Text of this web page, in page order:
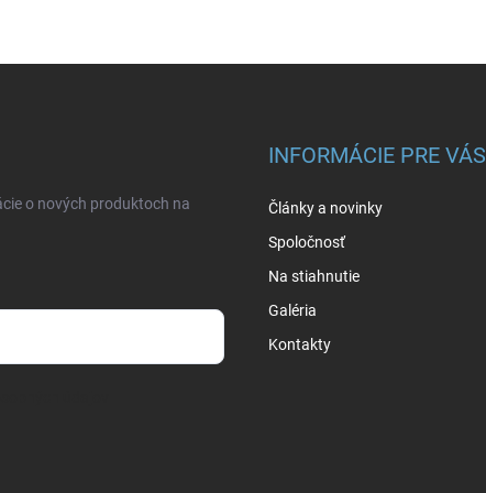
o nových produktoch na
INFORMÁCIE PRE VÁS
Články a novinky
Spoločnosť
Na stiahnutie
Galéria
Kontakty